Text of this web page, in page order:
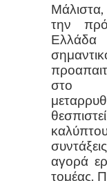
την
στο
αγορά
τομέας.